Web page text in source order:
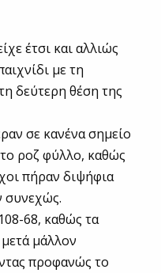
έτσι και αλλιώς
με τη
δεύτερη θέση της
σε κανένα σημείο
ροζ φύλλο, καθώς
πήραν διψήφια
συνεχώς.
68, καθώς τα
μάλλον
προφανώς το